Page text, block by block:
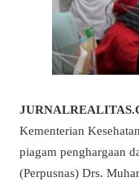
Kementerian
piagam penghargaan
(Perpusnas) Drs.